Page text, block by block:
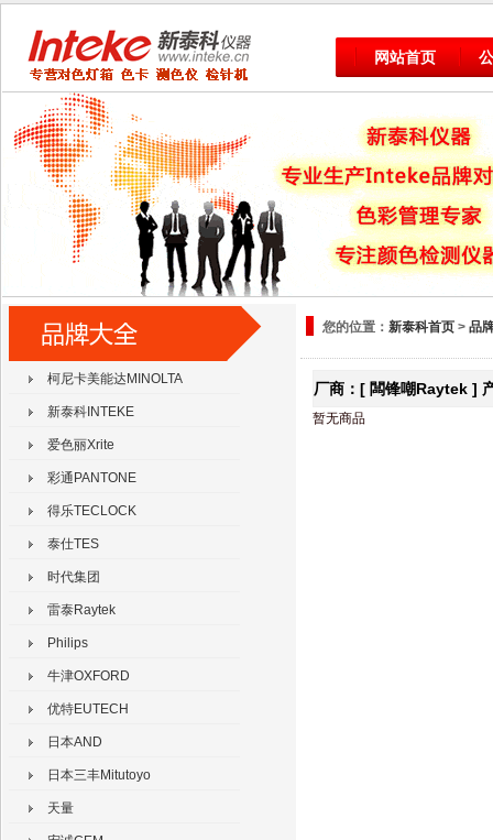
网站首页
柯尼卡美能达MINOLTA
新泰科INTEKE
爱色丽Xrite
彩通PANTONE
得乐TECLOCK
泰仕TES
时代集团
雷泰Raytek
Philips
牛津OXFORD
优特EUTECH
日本AND
日本三丰Mitutoyo
天量
您的位置： 新泰科首页 > 品
厂商：[ 闆锋嘲Raytek ]
暂无商品